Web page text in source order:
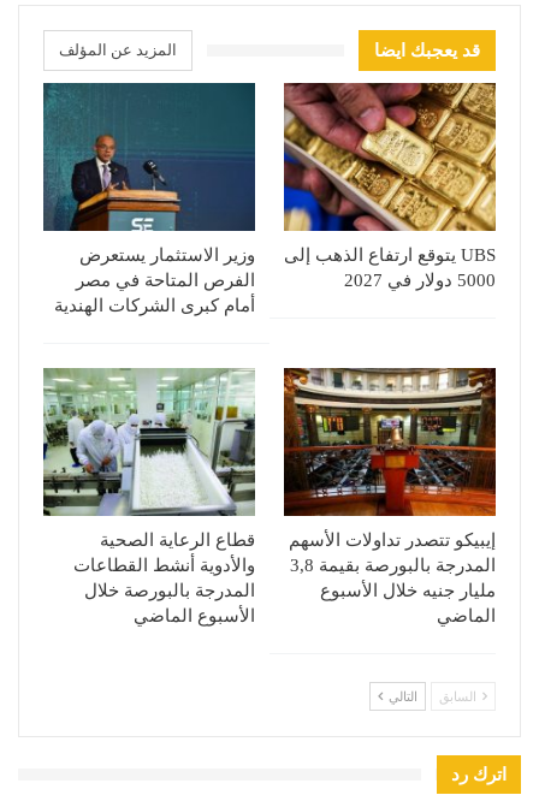
قد يعجبك ايضا المزيد عن المؤلف
UBS يتوقع ارتفاع الذهب إلى
5000 دولار في 2027
وزير الاستثمار يستعرض
الفرص المتاحة في مصر
أمام كبرى الشركات الهندية
إيبيكو تتصدر تداولات الأسهم
المدرجة بالبورصة بقيمة 3,8
مليار جنيه خلال الأسبوع
الماضي
قطاع الرعاية الصحية
والأدوية أنشط القطاعات
المدرجة بالبورصة خلال
الأسبوع الماضي
السابق التالي
اترك رد